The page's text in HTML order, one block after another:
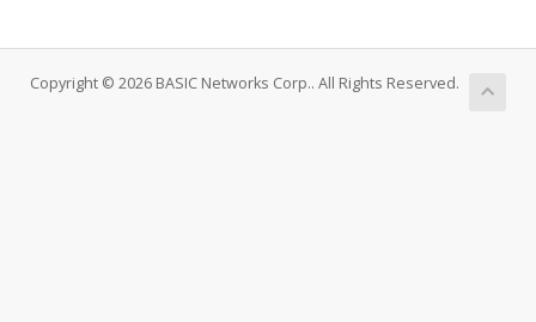
Copyright © 2026 BASIC Networks Corp.. All Rights Reserved.